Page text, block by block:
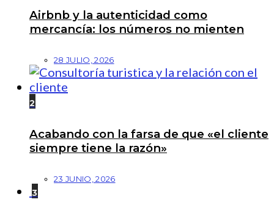
Airbnb y la autenticidad como
mercancía: los números no mienten
28 JULIO, 2026
2
Acabando con la farsa de que «el cliente
siempre tiene la razón»
23 JUNIO, 2026
3